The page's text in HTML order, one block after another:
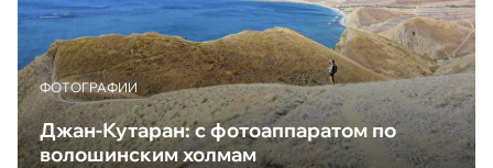
ФОТОГРАФИИ
Джан-Кутаран: с фотоаппаратом по
волошинским холмам